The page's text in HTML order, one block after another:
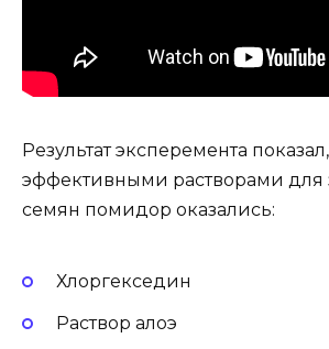
Результат эксперемента
эффективными растворами для
семян помидор оказались:
Хлоргекседин
Раствор алоэ